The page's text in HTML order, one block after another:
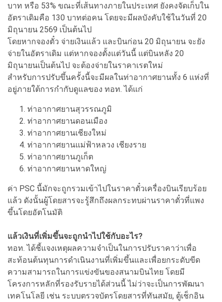
บาท หรือ 53% ขณะที่เส้นทางภายในประเทศ ยังคงจัดเก็บใน
อัตราเดิมคือ 130 บาทต่อคน โดยจะมีผลบังคับใช้ในวันที่ 20
มิถุนายน 2569 เป็นต้นไป
โดยหากจองตั๋ว จ่ายเงินแล้ว และบินก่อน 20 มิถุนายน จะยัง
จ่ายในอัตราเดิม แต่หากจองตั้งแต่วันนี้ แต่บินหลัง 20
มิถุนายนเป็นต้นไป จะต้องจ่ายในราคาเรตใหม่
สำหรับการปรับขึ้นครั้งนี้จะมีผลในท่าอากาศยานทั้ง 6 แห่งที่
อยู่ภายใต้การกำกับดูแลของ ทอท. ได้แก่
ท่าอากาศยานสุวรรณภูมิ
ท่าอากาศยานดอนเมือง
ท่าอากาศยานเชียงใหม่
ท่าอากาศยานแม่ฟ้าหลวง เชียงราย
ท่าอากาศยานภูเก็ต
ท่าอากาศยานหาดใหญ่
ค่า PSC นี้มักจะถูกรวมเข้าไปในราคาตั๋วเครื่องบินเรียบร้อย
แล้ว ดังนั้นผู้โดยสารจะรู้สึกถึงผลกระทบผ่านราคาตั๋วที่แพง
ขึ้นโดยอัตโนมัติ
แล้วเงินที่เพิ่มขึ้นจะถูกนำไปใช้กับอะไร?
ทอท. ได้ชี้แจงเหตุผลความจำเป็นในการปรับราคาว่าเพื่อ
สะท้อนต้นทุนการดำเนินงานที่เพิ่มขึ้นและเพื่อยกระดับขีด
ความสามารถในการแข่งขันของสนามบินไทย โดยมี
โครงการหลักที่รองรับรายได้ส่วนนี้ ไม่ว่าจะเป็นการพัฒนา
เทคโนโลยี เช่น ระบบตรวจบัตรโดยสารที่ทันสมัย, ตู้เช็กอิน